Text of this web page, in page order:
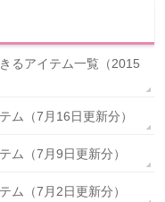
るアイテム一覧（2015
ム（7月16日更新分）
ム（7月9日更新分）
ム（7月2日更新分）